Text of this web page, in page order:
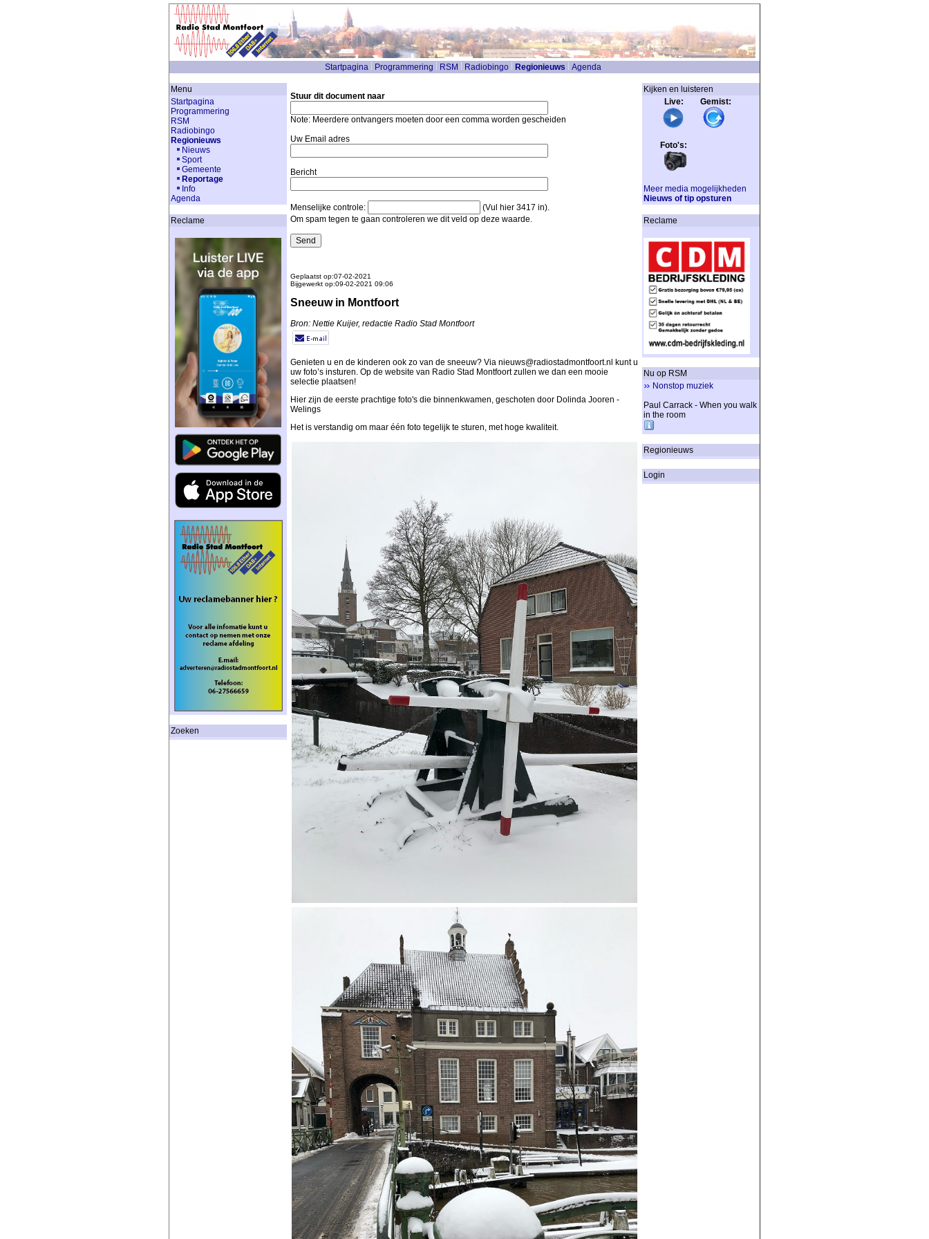
Startpagina Programmering RSM Radiobingo Regionieuws Agenda
Menu
Startpagina
Programmering
RSM
Radiobingo
Regionieuws
Nieuws
Sport
Gemeente
Reportage
Info
Agenda
Reclame
Zoeken
Stuur dit document naar
Note: Meerdere ontvangers moeten door een comma worden gescheiden
Uw Email adres
Bericht
Menselijke controle:
(Vul hier 3417 in).
Om spam tegen te gaan controleren we dit veld op deze waarde.
Geplaatst op:07-02-2021
Bijgewerkt op:09-02-2021 09:06
Sneeuw in Montfoort
Bron: Nettie Kuijer, redactie Radio Stad Montfoort
Genieten u en de kinderen ook zo van de sneeuw? Via nieuws@radiostadmontfoort.nl kunt u
uw foto’s insturen. Op de website van Radio Stad Montfoort zullen we dan een mooie
selectie plaatsen!
Hier zijn de eerste prachtige foto's die binnenkwamen, geschoten door Dolinda Jooren -
Welings
Het is verstandig om maar één foto tegelijk te sturen, met hoge kwaliteit.
Kijken en luisteren
Live: Gemist:
Foto's:
Meer media mogelijkheden
Nieuws of tip opsturen
Reclame
Nu op RSM
Nonstop muziek
Paul Carrack - When you walk
in the room
Regionieuws
Login